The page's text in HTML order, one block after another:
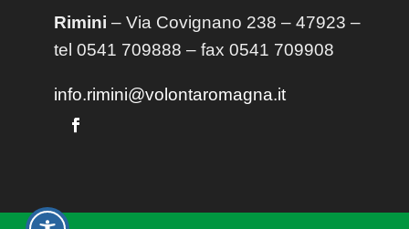
Rimini – Via Covignano 238 – 47923 –
tel 0541 709888 – fax 0541 709908
info.rimini@volontaromagna.it